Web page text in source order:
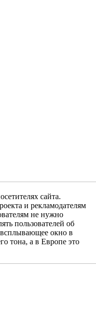
сайта.
и рекламодателям
не нужно
пользователей об
окно в
тона, а в Европе это